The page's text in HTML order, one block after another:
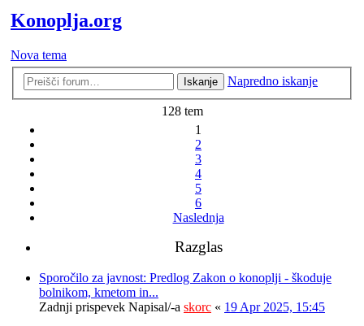
Konoplja.org
Nova tema
Iskanje Napredno iskanje
128 tem
1
2
3
4
5
6
Naslednja
Razglas
Sporočilo za javnost: Predlog Zakon o konoplji - škoduje
bolnikom, kmetom in...
Zadnji prispevek Napisal/-a skorc « 19 Apr 2025, 15:45